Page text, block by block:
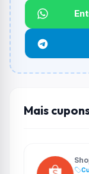
Funciona em
Não
e alguns
não aceitar
Mais